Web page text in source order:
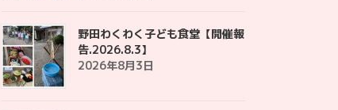
野田わくわく子ども食堂【開催報
告.2026.8.3】
2026年8月3日